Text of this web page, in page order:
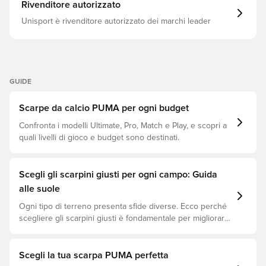
Rivenditore autorizzato
Unisport è rivenditore autorizzato dei marchi leader
GUIDE
Scarpe da calcio PUMA per ogni budget
Confronta i modelli Ultimate, Pro, Match e Play, e scopri a
quali livelli di gioco e budget sono destinati.
Scegli gli scarpini giusti per ogni campo: Guida
alle suole
Ogni tipo di terreno presenta sfide diverse. Ecco perché
scegliere gli scarpini giusti è fondamentale per migliorare
tipo di superficie!
Scegli la tua scarpa PUMA perfetta